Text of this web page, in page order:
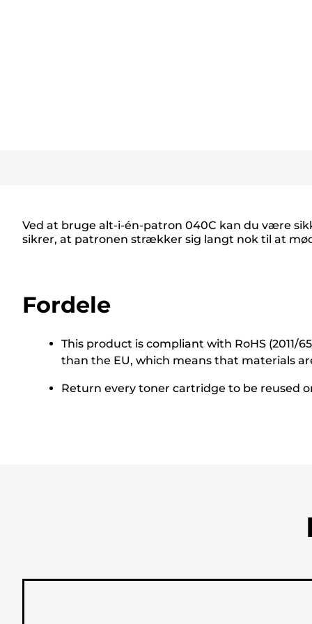
Ved at bruge alt-i-én-patron 040C kan du være
sikrer, at patronen strækker sig langt nok til at
Fordele
This product is compliant with RoHS (2011/
than the EU, which means that materials
Return every toner cartridge to be reused